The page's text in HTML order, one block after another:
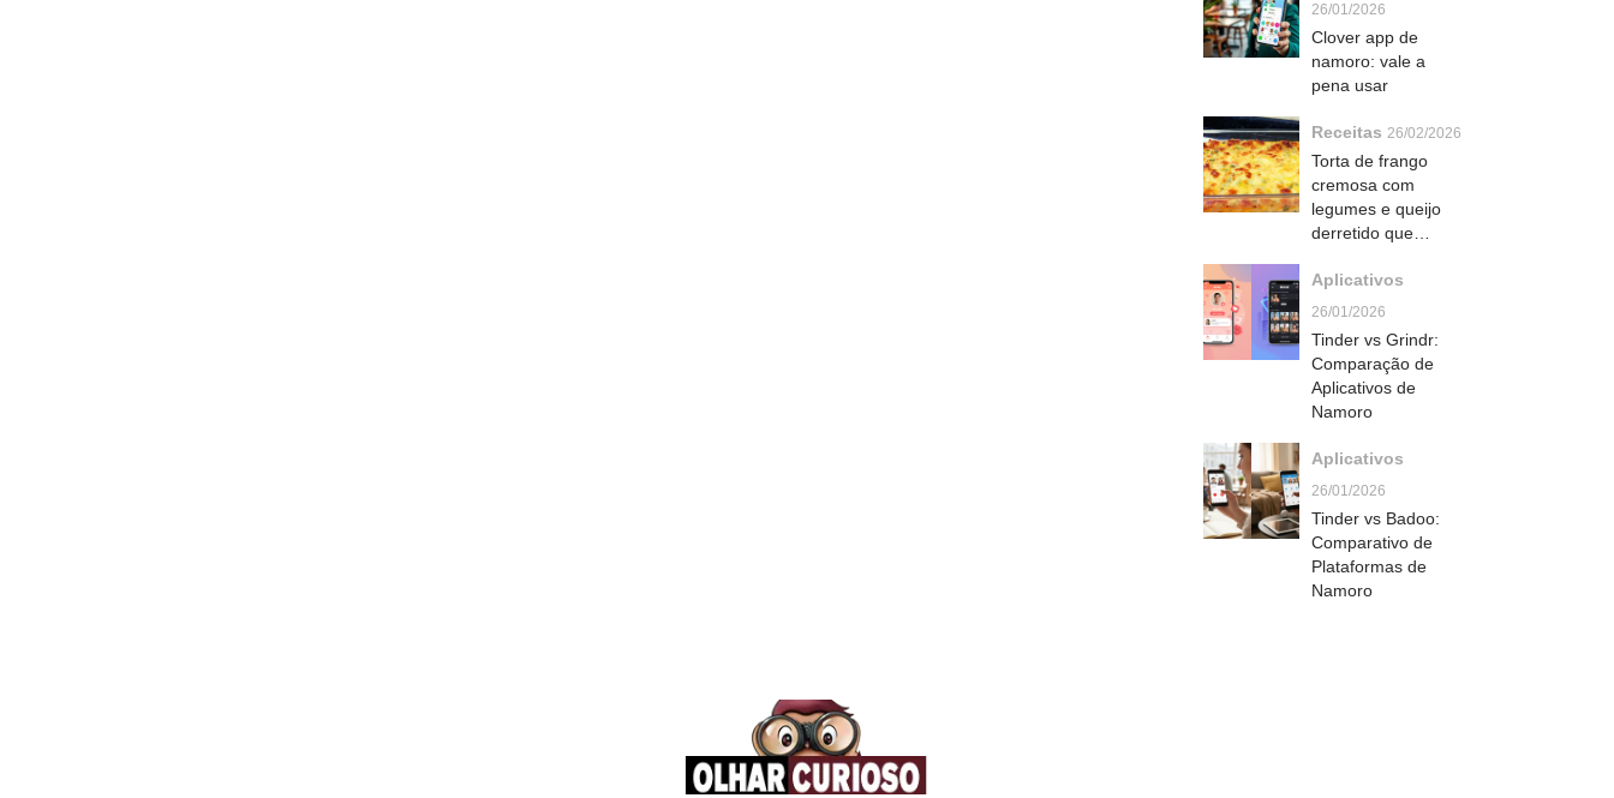
26/01/2026
Clover app de
namoro: vale a
pena usar
Receitas 26/02/2026
Torta de frango
cremosa com
legumes e queijo
derretido que
inteira
Aplicativos
26/01/2026
Tinder vs Grindr:
Comparação de
Aplicativos de
Namoro
Aplicativos
26/01/2026
Tinder vs Badoo:
Comparativo de
Plataformas de
Namoro